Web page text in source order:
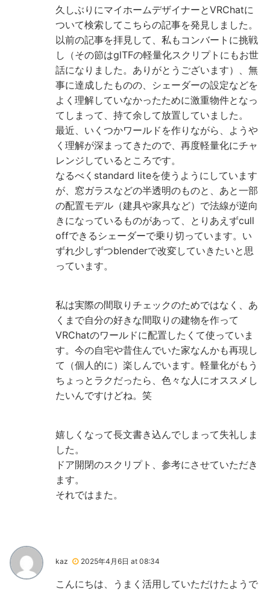
久しぶりにマイホームデザイナーとVRChatに
ついて検索してこちらの記事を発見しました。
以前の記事を拝見して、私もコンバートに挑戦
し（その節はglTFの軽量化スクリプトにもお世
話になりました。ありがとうございます）、無
事に達成したものの、シェーダーの設定などを
よく理解していなかったために激重物件となっ
てしまって、持て余して放置していました。
最近、いくつかワールドを作りながら、ようや
く理解が深まってきたので、再度軽量化にチャ
レンジしているところです。
なるべくstandard liteを使うようにしています
が、窓ガラスなどの半透明のものと、あと一部
の配置モデル（建具や家具など）で法線が逆向
きになっているものがあって、とりあえずcull
offできるシェーダーで乗り切っています。い
ずれ少しずつblenderで改変していきたいと思
っています。
私は実際の間取りチェックのためではなく、あ
くまで自分の好きな間取りの建物を作って
VRChatのワールドに配置したくて使っていま
す。今の自宅や昔住んでいた家なんかも再現し
て（個人的に）楽しんでいます。軽量化がもう
ちょっとラクだったら、色々な人にオススメし
たいんですけどね。笑
嬉しくなって長文書き込んでしまって失礼しま
した。
ドア開閉のスクリプト、参考にさせていただき
ます。
それではまた。
kaz 2025年4月6日 at 08:34
こんにちは、うまく活用していただけたようで